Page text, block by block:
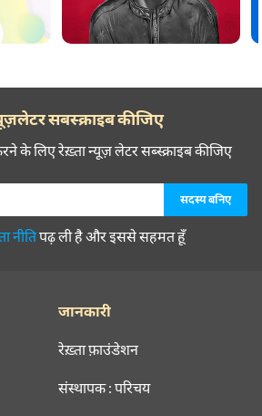
सबस्क्राइब कीजिए
के लिए रेख़्ता न्यूज़ लेटर सब्स्क्राइब कीजिए
नीतिपढ़ ली है और इससे सहमत हूँ
जानकारी
रेख़्ता फ़ाउंडेशन
संस्थापक : परिचय